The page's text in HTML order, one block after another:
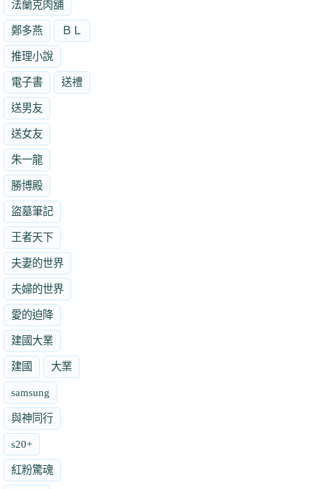
法蘭克肉舖
鄭多燕 ＢＬ
推理小說
電子書 送禮
送男友
送女友
朱一龍
勝博殿
盜墓筆記
王者天下
夫妻的世界
夫婦的世界
愛的迫降
建國大業
建國 大業
samsung
與神同行
s20+
紅粉驚魂